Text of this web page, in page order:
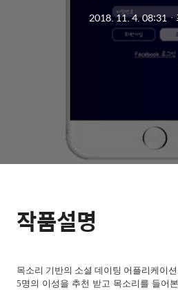
2018. 11. 4. 08:31ㆍ
작품설명
목소리 기반의 소셜 데이팅 어플리케이션.
5명의 이성을 추천 받고 목소리를 들어